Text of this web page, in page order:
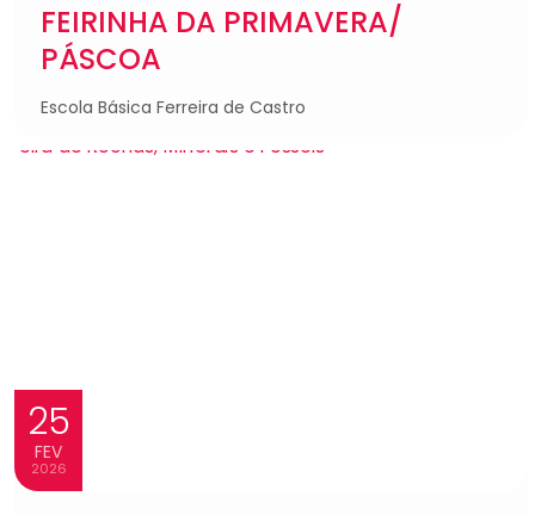
FEIRINHA DA PRIMAVERA/
PÁSCOA
Escola Básica Ferreira de Castro
25
FEV
2026